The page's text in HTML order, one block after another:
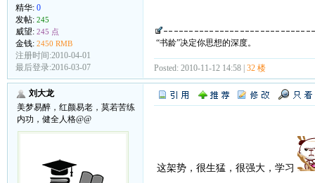
精华: 0
发帖: 245
威望: 245 点
金钱: 2450 RMB
注册时间:2010-04-01
最后登录:2016-03-07
“书龄”决定你思想的深度。
Posted: 2010-11-12 14:58 | 32 楼
刘大龙
美梦易醉，红颜易老，莫若苦练
内功，健全人格@@
这架势，很生猛，很强大，学习